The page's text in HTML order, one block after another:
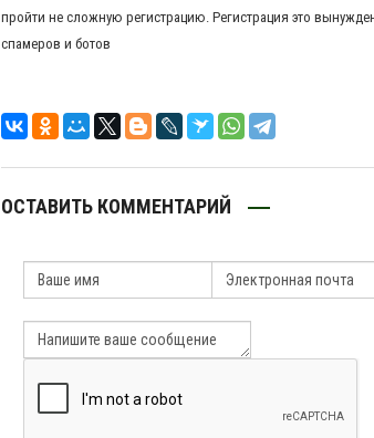
пройти не сложную регистрацию. Регистрация это
спамеров и ботов
ОСТАВИТЬ КОММЕНТАРИЙ